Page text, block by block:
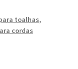
toalhas,
cordas